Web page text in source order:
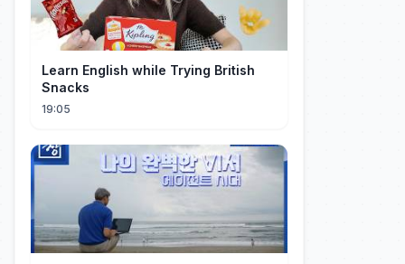
Learn English while Trying British
Snacks
19:05